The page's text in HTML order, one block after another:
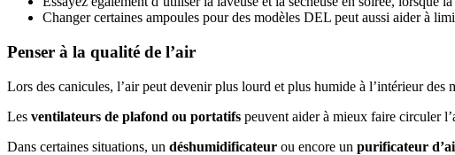
Changer certaines ampoules pour des modèles DEL peut aussi aider à
Penser à la qualité de l’air
Lors des canicules, l’air peut devenir plus lourd et plus humide à l’intérieur
Les ventilateurs de plafond ou portatifs peuvent aider à mieux faire circuler
Dans certaines situations, un déshumidificateur ou encore un purificateur